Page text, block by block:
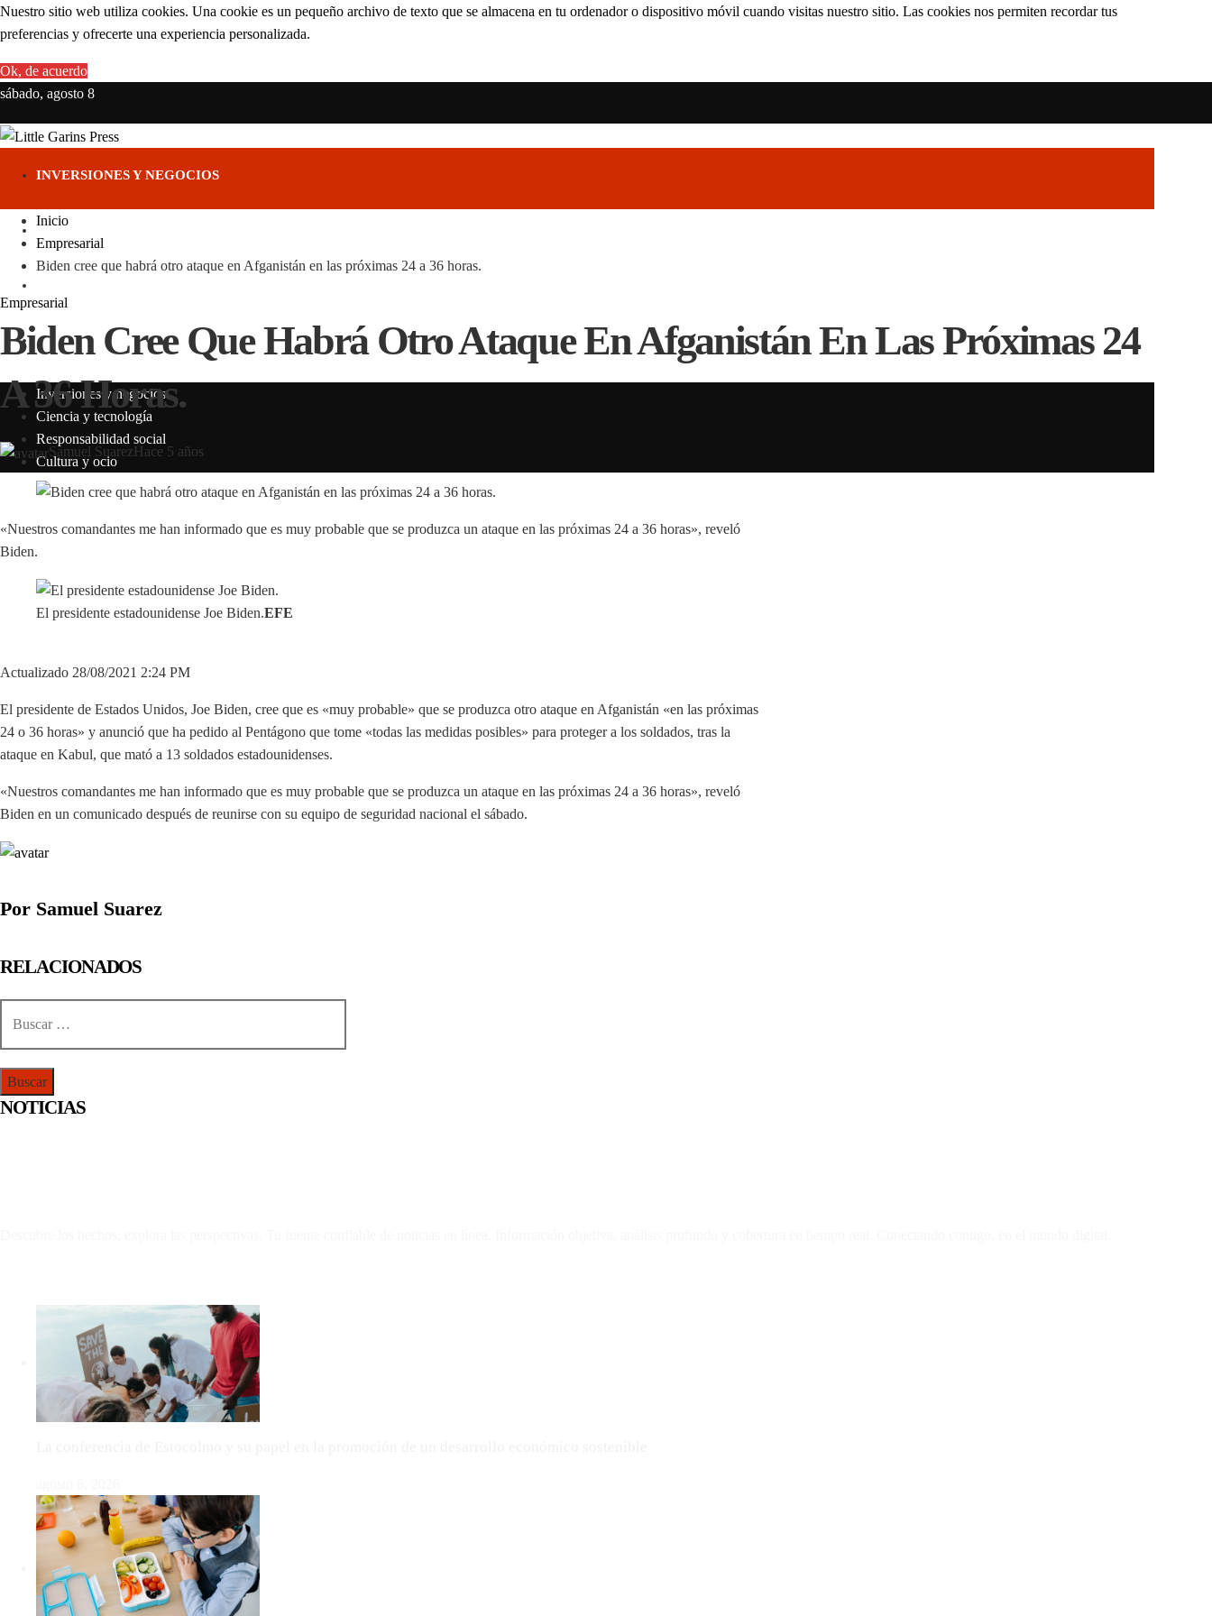
Nuestro sitio web utiliza cookies. Una cookie es un pequeño archivo de texto que se almacena en tu ordenador o dispositivo móvil cuando visitas nuestro sitio. Las cookies nos permiten recordar tus
preferencias y ofrecerte una experiencia personalizada.
Ok, de acuerdo
sábado, agosto 8
INVERSIONES Y NEGOCIOS
CIENCIA Y TECNOLOGÍA
CULTURA Y OCIO
Inversiones y negocios
Ciencia y tecnología
Responsabilidad social
Cultura y ocio
Inicio
Empresarial
Biden cree que habrá otro ataque en Afganistán en las próximas 24 a 36 horas.
Empresarial
Biden Cree Que Habrá Otro Ataque En Afganistán En Las Próximas 24
A 36 Horas.
Samuel SuarezHace 5 años
«Nuestros comandantes me han informado que es muy probable que se produzca un ataque en las próximas 24 a 36 horas», reveló
Biden.
El presidente estadounidense Joe Biden.EFE
Actualizado 28/08/2021 2:24 PM
El presidente de Estados Unidos, Joe Biden, cree que es «muy probable» que se produzca otro ataque en Afganistán «en las próximas
24 o 36 horas» y anunció que ha pedido al Pentágono que tome «todas las medidas posibles» para proteger a los soldados, tras la
ataque en Kabul, que mató a 13 soldados estadounidenses.
«Nuestros comandantes me han informado que es muy probable que se produzca un ataque en las próximas 24 a 36 horas», reveló
Biden en un comunicado después de reunirse con su equipo de seguridad nacional el sábado.
Por Samuel Suarez
RELACIONADOS
NOTICIAS